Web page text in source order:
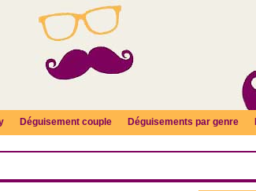
Déguisement couple Déguisements par genre